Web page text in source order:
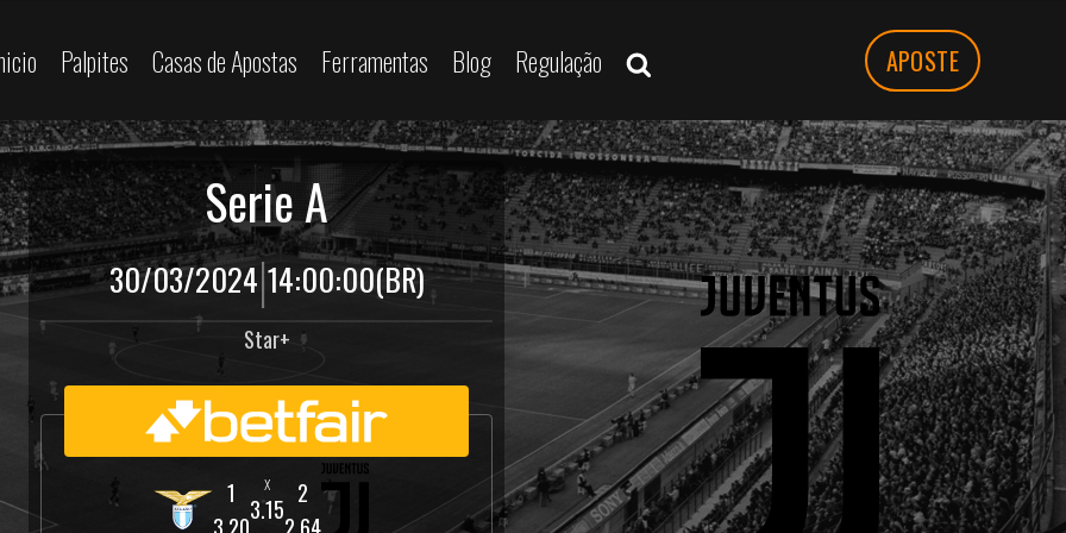
APOSTE
Palpites Casas de Apostas Ferramentas Blog Regulação
Serie A
30/03/2024|14:00:00(BR)
Star+
3.20
3.15
2.64